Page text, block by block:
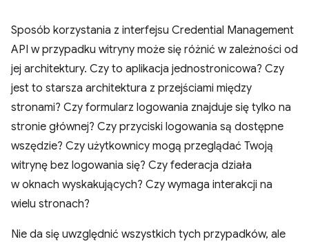
Sposób korzystania z interfejsu Credential Management
API w przypadku witryny może się różnić w zależności od
jej architektury. Czy to aplikacja jednostronicowa? Czy
jest to starsza architektura z przejściami między
stronami? Czy formularz logowania znajduje się tylko na
stronie głównej? Czy przyciski logowania są dostępne
wszędzie? Czy użytkownicy mogą przeglądać Twoją
witrynę bez logowania się? Czy federacja działa
w oknach wyskakujących? Czy wymaga interakcji na
wielu stronach?
Nie da się uwzględnić wszystkich tych przypadków, ale